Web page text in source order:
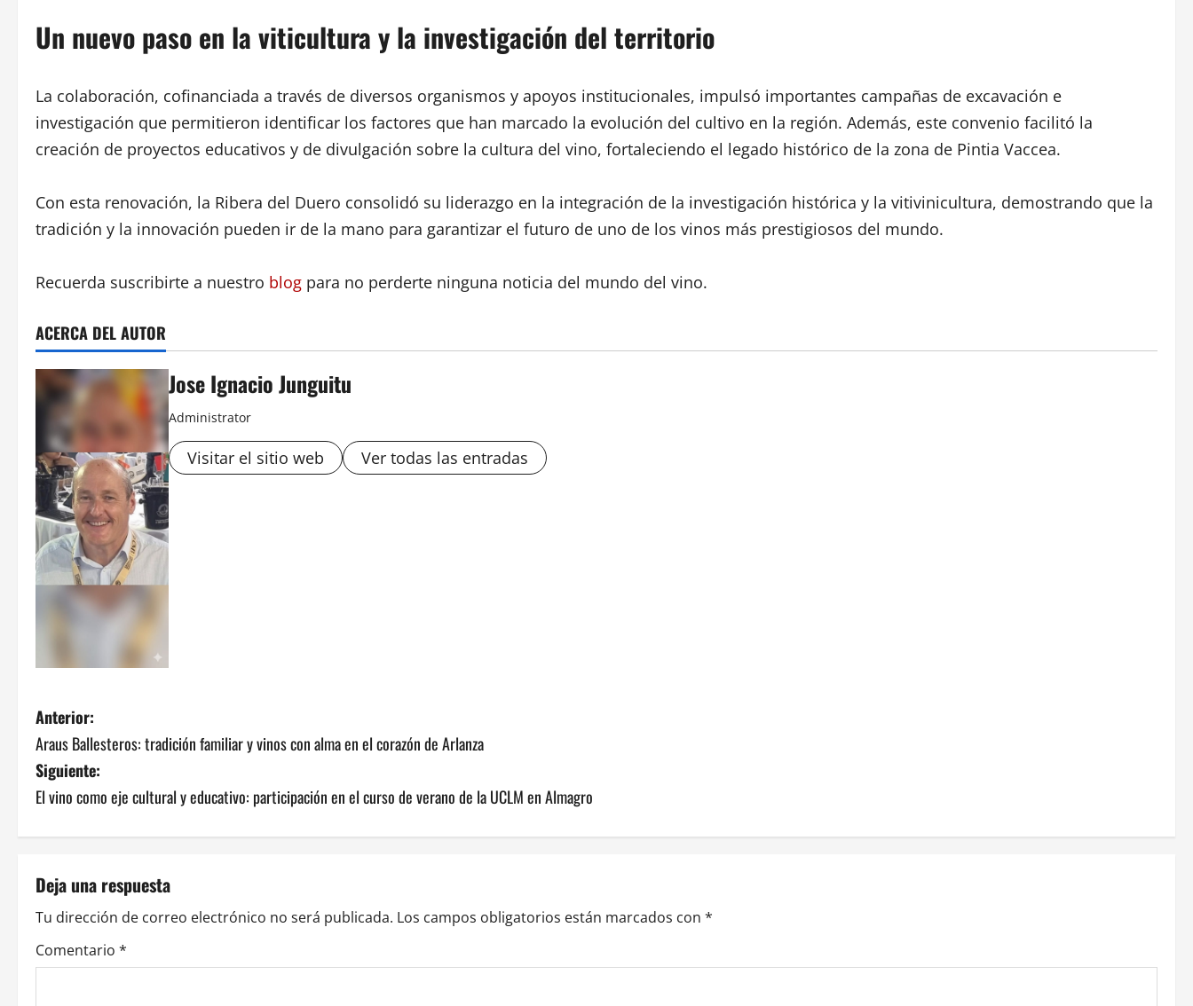
Un nuevo paso en la viticultura y la investigación del territorio
La colaboración, cofinanciada a través de diversos organismos y apoyos institucionales, impulsó importantes campañas de excavación e
investigación que permitieron identificar los factores que han marcado la evolución del cultivo en la región. Además, este convenio facilitó la
creación de proyectos educativos y de divulgación sobre la cultura del vino, fortaleciendo el legado histórico de la zona de Pintia Vaccea.
Con esta renovación, la Ribera del Duero consolidó su liderazgo en la integración de la investigación histórica y la vitivinicultura, demostrando que la
tradición y la innovación pueden ir de la mano para garantizar el futuro de uno de los vinos más prestigiosos del mundo.
Recuerda suscribirte a nuestro blog para no perderte ninguna noticia del mundo del vino.
ACERCA DEL AUTOR
Jose Ignacio Junguitu
Administrator
Visitar el sitio web Ver todas las entradas
N
a
v
e
g
a
c
i
Anterior:
Araus Ballesteros: tradición familiar y vinos con alma en el corazón de Arlanza
Siguiente:
El vino como eje cultural y educativo: participación en el curso de verano de la UCLM en Almagro
Deja una respuesta
Tu dirección de correo electrónico no será publicada. Los campos obligatorios están marcados con *
Comentario *